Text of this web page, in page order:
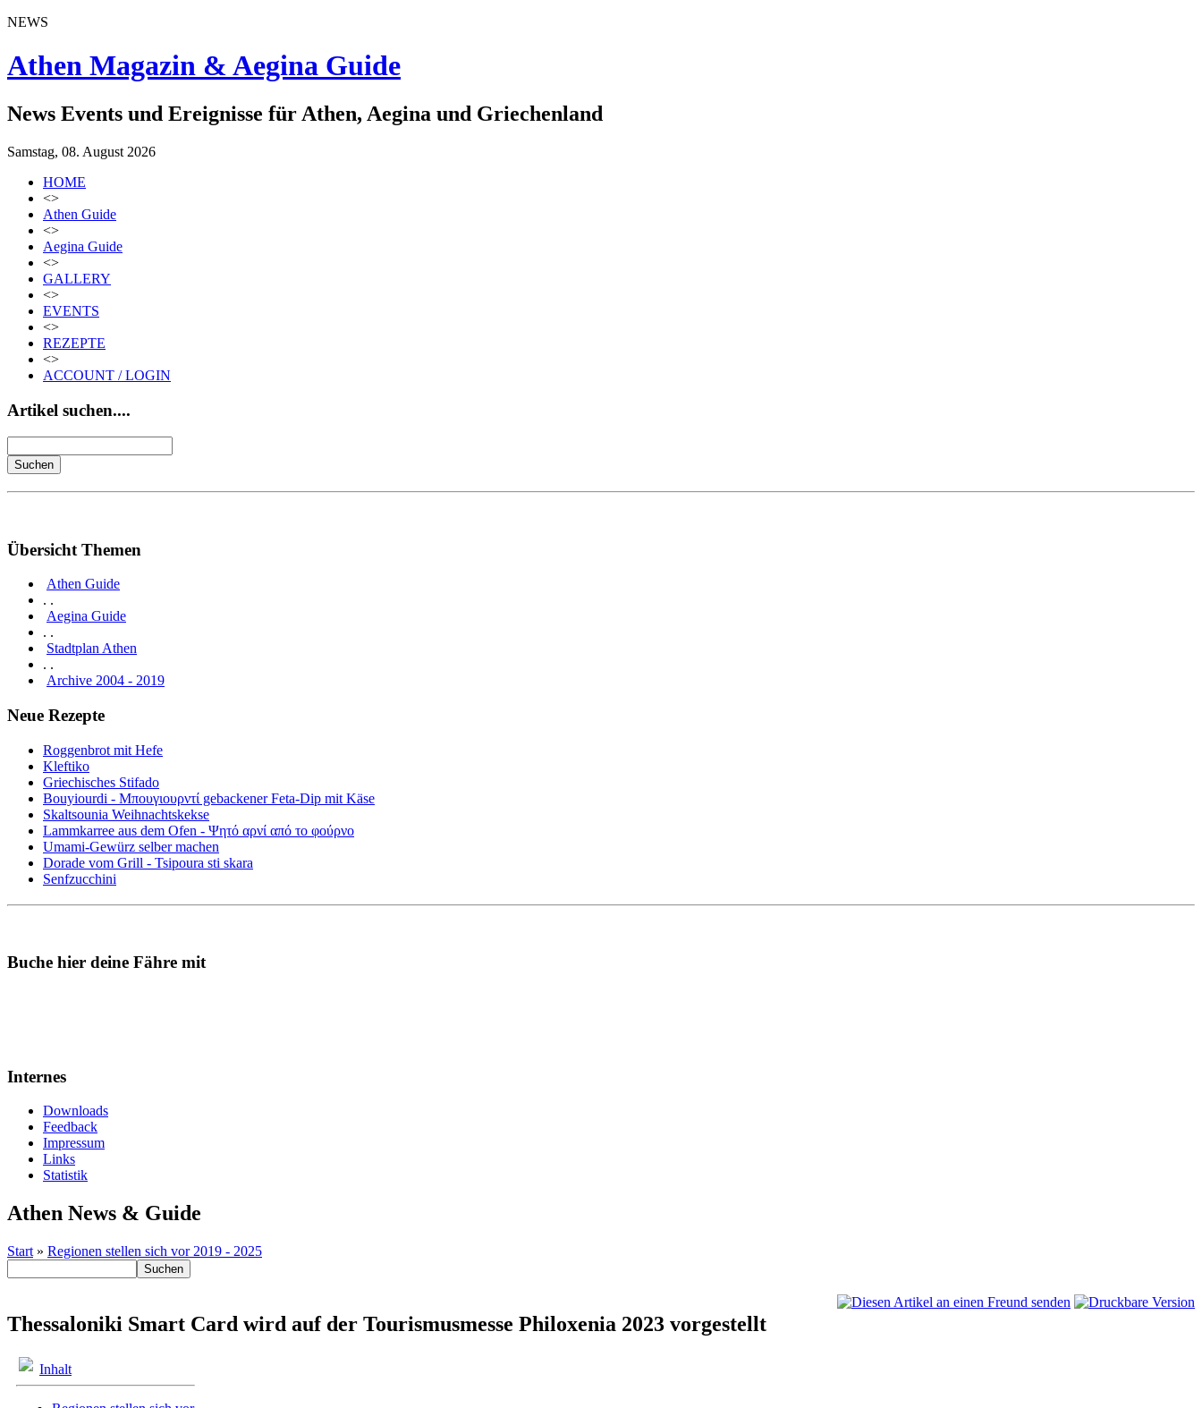
NEWS
Athen Magazin & Aegina Guide
News Events und Ereignisse für Athen, Aegina und Griechenland
Samstag, 08. August 2026
HOME
<>
Athen Guide
<>
Aegina Guide
<>
GALLERY
<>
EVENTS
<>
REZEPTE
<>
ACCOUNT / LOGIN
Artikel suchen....
Übersicht Themen
Athen Guide
. .
Aegina Guide
. .
Stadtplan Athen
. .
Archive 2004 - 2019
Neue Rezepte
Roggenbrot mit Hefe
Kleftiko
Griechisches Stifado
Bouyiourdi - Μπουγιουρντί gebackener Feta-Dip mit Käse
Skaltsounia Weihnachtskekse
Lammkarree aus dem Ofen - Ψητό αρνί από το φούρνο
Umami-Gewürz selber machen
Dorade vom Grill - Tsipoura sti skara
Senfzucchini
Buche hier deine Fähre mit
Internes
Downloads
Feedback
Impressum
Links
Statistik
Athen News & Guide
Start » Regionen stellen sich vor 2019 - 2025
Thessaloniki Smart Card wird auf der Tourismusmesse Philoxenia 2023 vorgestellt
Inhalt